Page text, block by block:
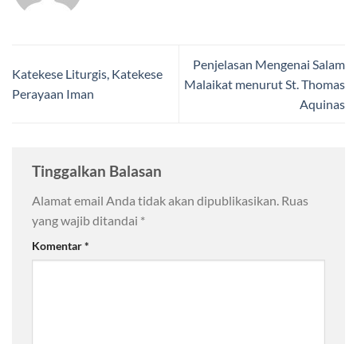
Katekese Liturgis, Katekese
Perayaan Iman
Penjelasan Mengenai Salam
Malaikat menurut St. Thomas
Aquinas
Tinggalkan Balasan
Alamat email Anda tidak akan dipublikasikan. Ruas
yang wajib ditandai *
Komentar*